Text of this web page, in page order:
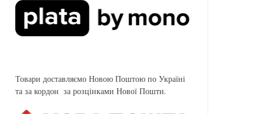
Товари доставляємо Новою Поштою по Україні
та за кордон за розцінками Нової Пошти.